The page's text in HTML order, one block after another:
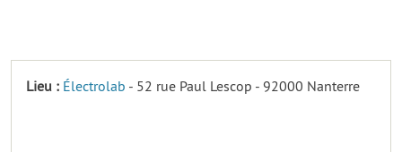
Lieu : Électrolab - 52 rue Paul Lescop - 92000 Nanterre